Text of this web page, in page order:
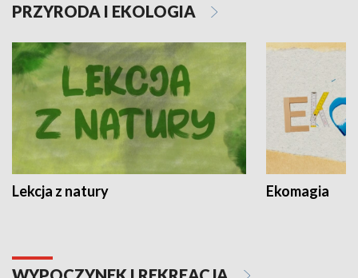
PRZYRODA I EKOLOGIA
Lekcja z natury Ekomagia